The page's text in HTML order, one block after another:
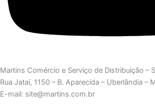
Martins Comércio e Serviço de Distribuição –
Rua Jataí, 1150 – B. Aparecida – Uberlândia –
E-mail: site@martins.com.br